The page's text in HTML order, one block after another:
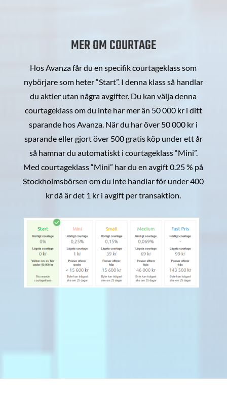
MER OM COURTAGE
Hos Avanza får du en specifik courtageklass som
nybörjare som heter “Start”. I denna klass så handlar
du aktier utan några avgifter. Du kan välja denna
courtageklass om du inte har mer än 50 000 kr i ditt
sparande hos Avanza. När du har över 50 000 kr i
sparande eller gjort över 500 gratis köp under ett år
så hamnar du automatiskt i courtageklass “Mini”.
Med courtageklass “Mini” har du en avgift 0.25 % på
Stockholmsbörsen om du inte handlar för under 400
kr då är det 1 kr i avgift per transaktion.